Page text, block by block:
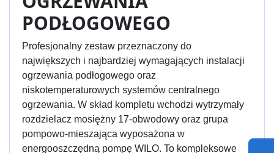
PODŁOGOWEGO
Profesjonalny zestaw przeznaczony do
największych i najbardziej wymagających instalacji
ogrzewania podłogowego oraz
niskotemperaturowych systemów centralnego
ogrzewania. W skład kompletu wchodzi wytrzymały
rozdzielacz mosiężny 17-obwodowy oraz grupa
pompowo-mieszająca wyposażona w
energooszczędną pompę WILO. To kompleksowe